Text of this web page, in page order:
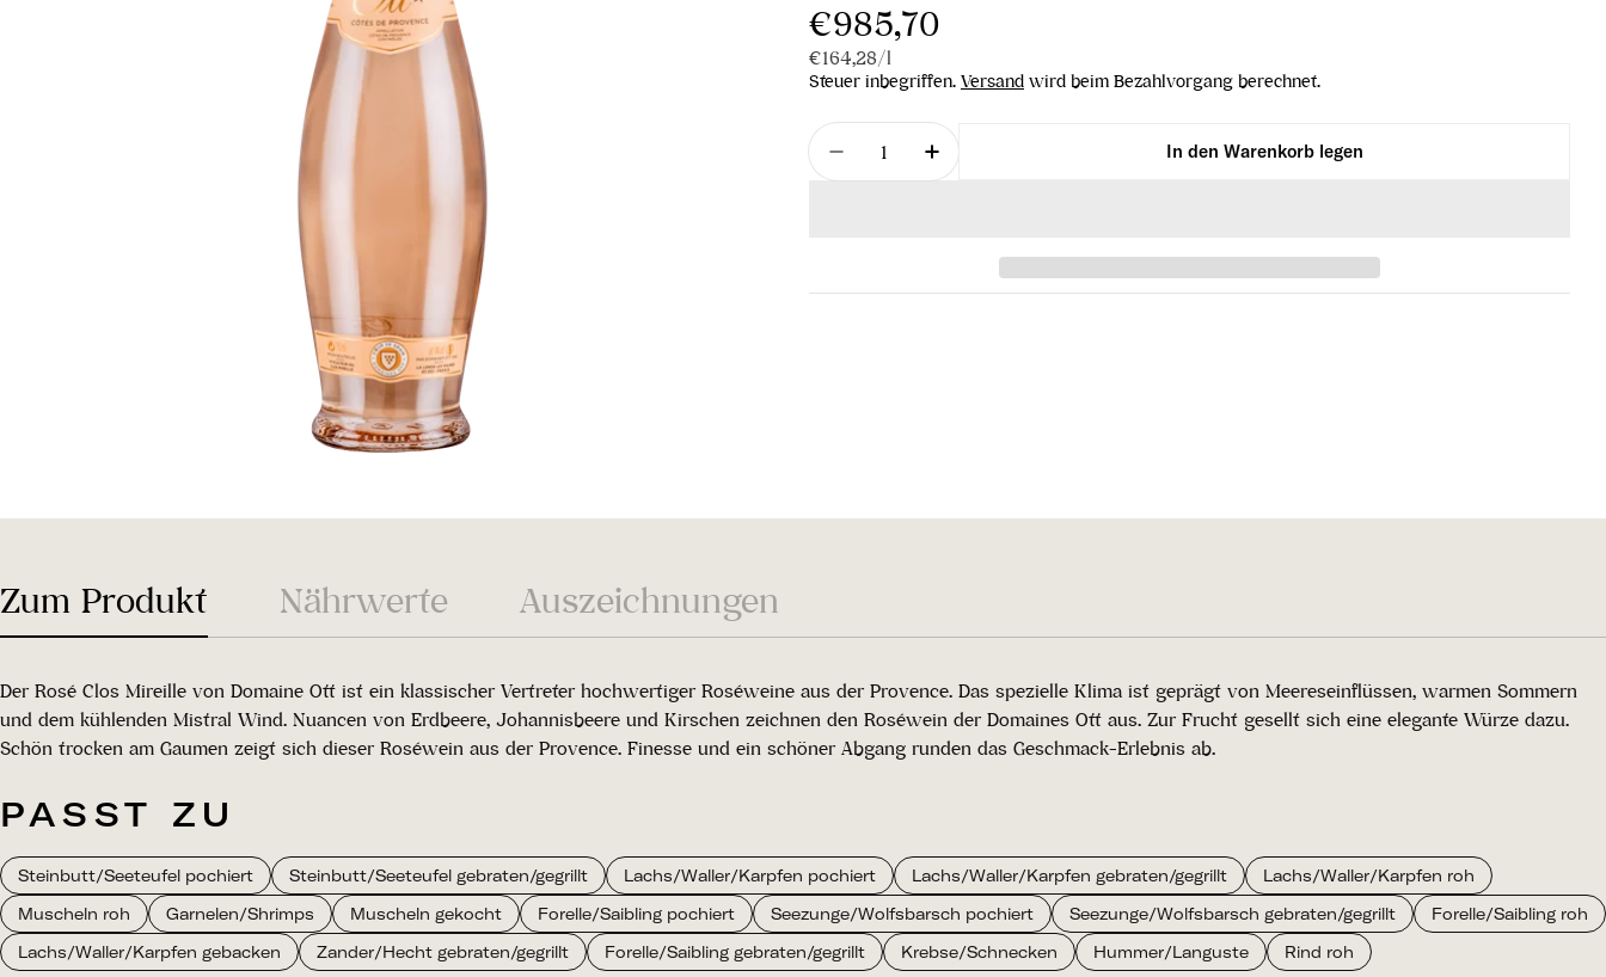
Regulärer
Preis
€985,70
Stückpreis
€164,28/pro
l
Steuer inbegriffen. Versand wird beim Bezahlvorgang berechnet.
Menge
Menge für Clos Mireille Rosé 2022 verringern
Menge für Clos Mireille Rosé 2022 erhöhen
In den Warenkorb legen
Zum Produkt Nährwerte Auszeichnungen
Der Rosé Clos Mireille von Domaine Ott ist ein klassischer Vertreter hochwertiger Roséweine aus der Provence. Das spezielle Klima ist geprägt von Meereseinflüssen, warmen Sommern
und dem kühlenden Mistral Wind. Nuancen von Erdbeere, Johannisbeere und Kirschen zeichnen den Roséwein der Domaines Ott aus. Zur Frucht gesellt sich eine elegante Würze dazu.
Schön trocken am Gaumen zeigt sich dieser Roséwein aus der Provence. Finesse und ein schöner Abgang runden das Geschmack-Erlebnis ab.
PASST ZU
Steinbutt/Seeteufel pochiert Steinbutt/Seeteufel gebraten/gegrillt Lachs/Waller/Karpfen pochiert Lachs/Waller/Karpfen gebraten/gegrillt
Lachs/Waller/Karpfen roh
Muscheln roh
Garnelen/Shrimps Muscheln gekocht Forelle/Saibling pochiert Seezunge/Wolfsbarsch pochiert Seezunge/Wolfsbarsch gebraten/gegrillt
Forelle/Saibling roh
Lachs/Waller/Karpfen gebacken
Zander/Hecht gebraten/gegrillt Forelle/Saibling gebraten/gegrillt Krebse/Schnecken Hummer/Languste Rind roh